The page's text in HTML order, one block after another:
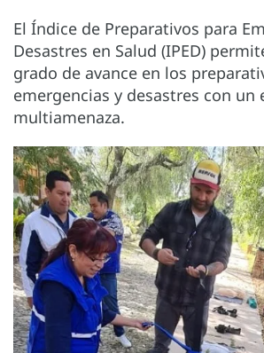
El Índice de Preparativos para
Desastres en Salud (IPED)
grado de avance en los
emergencias y desastres con un
multiamenaza.